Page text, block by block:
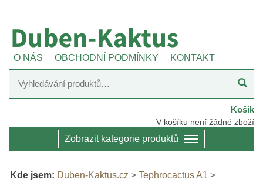
O NÁS OBCHODNÍ PODMÍNKY KONTAKT
Košík
V košíku není žádné zboží
Zobrazit kategorie produktů
Kde jsem: Duben-Kaktus.cz > Tephrocactus A1 >